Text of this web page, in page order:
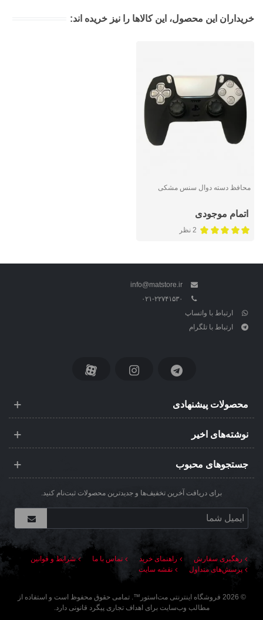
خریداران این محصول، این کالاها را نیز خریده اند:
محافظ دسته دوال سنس مشکی
اتمام موجودی
2 نظر
info@matstore.ir
۰۲۱-۲۲۷۴۱۵۳۰
ارتباط با واتساپ
ارتباط با تلگرام
محصولات پیشنهادی
نوشته‌های اخیر
جستجوهای محبوب
برای دریافت آخرین تخفیف‌ها و جدیدترین محصولات ثبت‌نام کنید.
رهگیری سفارش راهنمای خرید تماس با ما
شرایط و قوانین
پرسش‌های متداول
نقشه سایت
©
2026 فروشگاه اینترنتی مت‌استور ™. تمامی حقوق محفوظ است و استفاده از
مطالب وب‌سایت برای اهداف تجاری پیگرد قانونی دارد.